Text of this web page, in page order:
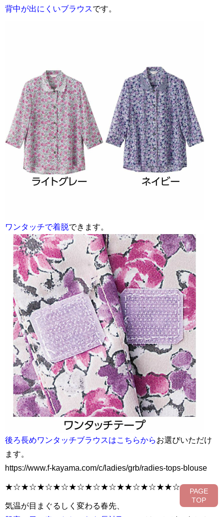
背中が出にくいブラウスです。
ワンタッチで着脱できます。
後ろ長めワンタッチブラウスはこちらからお選びいただけ
ます。
https://www.f-kayama.com/c/ladies/grb/radies-tops-blouse
★☆★☆★☆★☆★☆★☆★☆★★☆★☆★★☆
気温が目まぐるしく変わる春先、
PAGE
TOP